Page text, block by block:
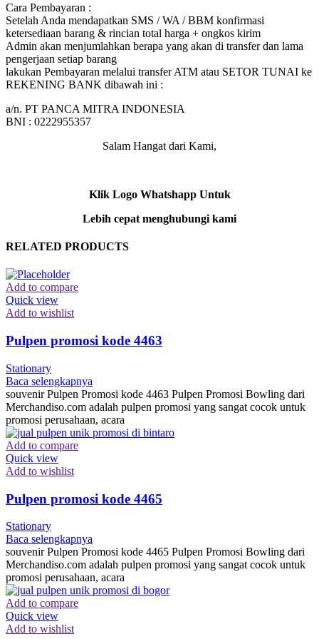
Cara Pembayaran :
Setelah Anda mendapatkan SMS / WA / BBM konfirmasi
ketersediaan barang & rincian total harga + ongkos kirim
Admin akan menjumlahkan berapa yang akan di transfer dan lama
pengerjaan setiap barang
lakukan Pembayaran melalui transfer ATM atau SETOR TUNAI ke
REKENING BANK dibawah ini :
a/n. PT PANCA MITRA INDONESIA
BNI : 0222955357
Salam Hangat dari Kami,
Klik Logo Whatshapp Untuk
Lebih cepat menghubungi kami
RELATED PRODUCTS
Add to compare
Quick view
Add to wishlist
Pulpen promosi kode 4463
Stationary
Baca selengkapnya
souvenir Pulpen Promosi kode 4463 Pulpen Promosi Bowling dari
Merchandiso.com adalah pulpen promosi yang sangat cocok untuk
promosi perusahaan, acara
Add to compare
Quick view
Add to wishlist
Pulpen promosi kode 4465
Stationary
Baca selengkapnya
souvenir Pulpen Promosi kode 4465 Pulpen Promosi Bowling dari
Merchandiso.com adalah pulpen promosi yang sangat cocok untuk
promosi perusahaan, acara
Add to compare
Quick view
Add to wishlist